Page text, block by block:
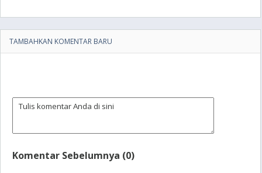
TAMBAHKAN KOMENTAR BARU
Komentar Sebelumnya (0)